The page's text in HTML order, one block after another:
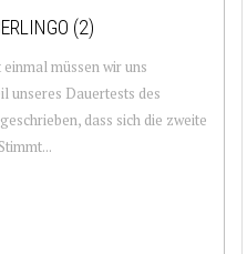
(2)
müssen wir uns
unseres Dauertests des
dass sich die zweite